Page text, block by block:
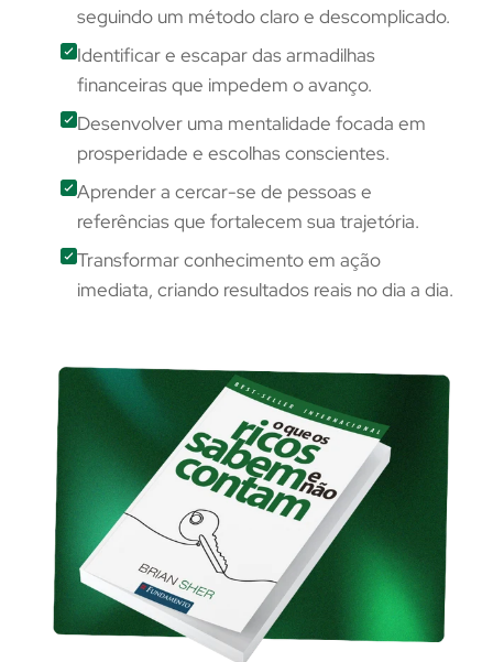
seguindo um método claro e descomplicado.
Identificar e escapar das armadilhas
financeiras que impedem o avanço.
Desenvolver uma mentalidade focada em
prosperidade e escolhas conscientes.
Aprender a cercar-se de pessoas e
referências que fortalecem sua trajetória.
Transformar conhecimento em ação
imediata, criando resultados reais no dia a dia.